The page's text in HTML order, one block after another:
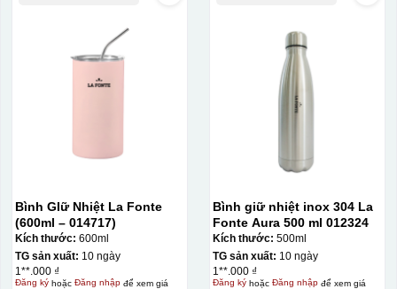
Bình GIữ Nhiệt La Fonte
(600ml – 014717)
Kích thước: 600ml
TG sản xuất: 10 ngày
1**.000 ₫
Đăng kýhoặc Đăng nhậpđể xem giá
Bình giữ nhiệt inox 304 La
Fonte Aura 500 ml 012324
Kích thước: 500ml
TG sản xuất: 10 ngày
1**.000 ₫
Đăng kýhoặc Đăng nhậpđể xem giá